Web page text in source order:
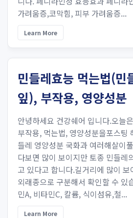
가려움증,코막힘, 피부 가려움증...
Learn More
민들레효능 먹는법(민
잎), 부작용, 영양성분
안녕하세요 건강쉐어 입니다.오늘
부작용, 먹는법, 영양성분을포스팅
들레 영양성분 국화과 여러해살이
다보면 많이 보이지만 토종 민들레
고 있다고 합니다.길거리에 많이
외래종으로 구분해서 확인할 수 있
민A, 비타민C, 칼륨, 식이섬유,철...
Learn More